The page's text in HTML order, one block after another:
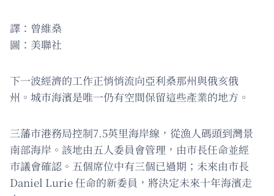
譯：曾維燊
圖：美聯社
下一波經濟的工作正悄悄流向亞利桑那州與俄亥俄
州。城市海濱是唯一仍有空間保留這些產業的地方。
三藩市港務局控制7.5英里海岸線，從漁人碼頭到灣景
南部海岸。該地由五人委員會管理，由市長任命並經
市議會確認。五個席位中有三個已過期；未來由市長
Daniel Lurie 任命的新委員，將決定未來十年海濱走